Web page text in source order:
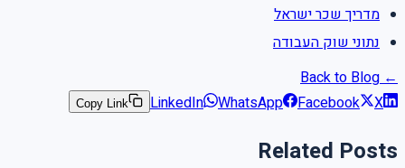
מדריך שכר ישראל
נתוני שוק העבודה
← Back to Blog
LinkedIn
WhatsApp Facebook X
Copy Link
Related Posts